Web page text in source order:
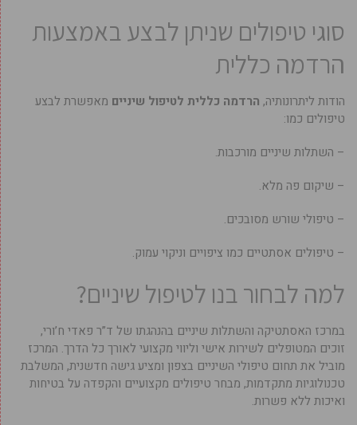
סוגי טיפולים שניתן לבצע באמצעות
הרדמה כללית
הודות ליתרונותיה, הרדמה כללית לטיפול שיניים מאפשרת לבצע
טיפולים כמו:
– השתלות שיניים מורכבות.
– שיקום פה מלא.
– טיפולי שורש מסובכים.
– טיפולים אסתטיים כמו ציפויים וניקוי עמוק.
למה לבחור בנו לטיפול שיניים?
במרכז האסתטיקה והשתלות שיניים בהנהגתו של ד”ר פאדי ח’ורי,
זוכים המטופלים לשירות אישי וליווי מקצועי לאורך כל הדרך. המרכז
מוביל את תחום טיפולי השיניים בצפון ומציע גישה חדשנית, המשלבת
טכנולוגיות מתקדמות, מבחר טיפולים מקצועיים והקפדה על בטיחות
ואיכות ללא פשרות.